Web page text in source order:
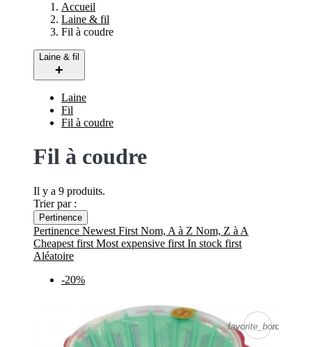
Accueil
Laine & fil
Fil à coudre
Laine & fil
Laine
Fil
Fil à coudre
Fil à coudre
Il y a 9 produits.
Trier par :
Pertinence
Pertinence Newest First Nom, A à Z Nom, Z à A
Cheapest first Most expensive first In stock first
Aléatoire
-20%
favorite_border
favorite_border